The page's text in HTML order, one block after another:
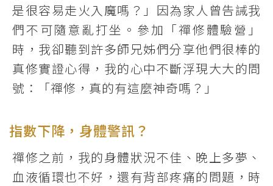
是很容易走火入魔嗎？」因為家人曾告誡我
們不可隨意亂打坐。參加「禪修體驗營」
時，我卻聽到許多師兄姊們分享他們很棒的
真修實證心得，我的心中不斷浮現大大的問
號：「禪修，真的有這麼神奇嗎？」
指數下降，身體警訊？
禪修之前，我的身體狀況不佳、晚上多夢、
血液循環也不好，還有背部疼痛的問題，時